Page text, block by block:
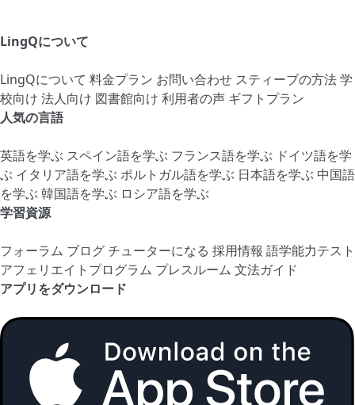
LingQについて
LingQについて 料金プラン お問い合わせ スティーブの方法学
校向け 法人向け 図書館向け 利用者の声 ギフトプラン
人気の言語
英語を学ぶ スペイン語を学ぶ フランス語を学ぶ ドイツ語を学
ぶ イタリア語を学ぶ ポルトガル語を学ぶ 日本語を学ぶ 中国語
を学ぶ 韓国語を学ぶ ロシア語を学ぶ
学習資源
フォーラム ブログチューターになる 採用情報 語学能力テスト
アフェリエイトプログラム プレスルーム 文法ガイド
アプリをダウンロード